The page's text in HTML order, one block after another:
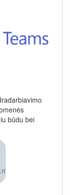
būdu bei